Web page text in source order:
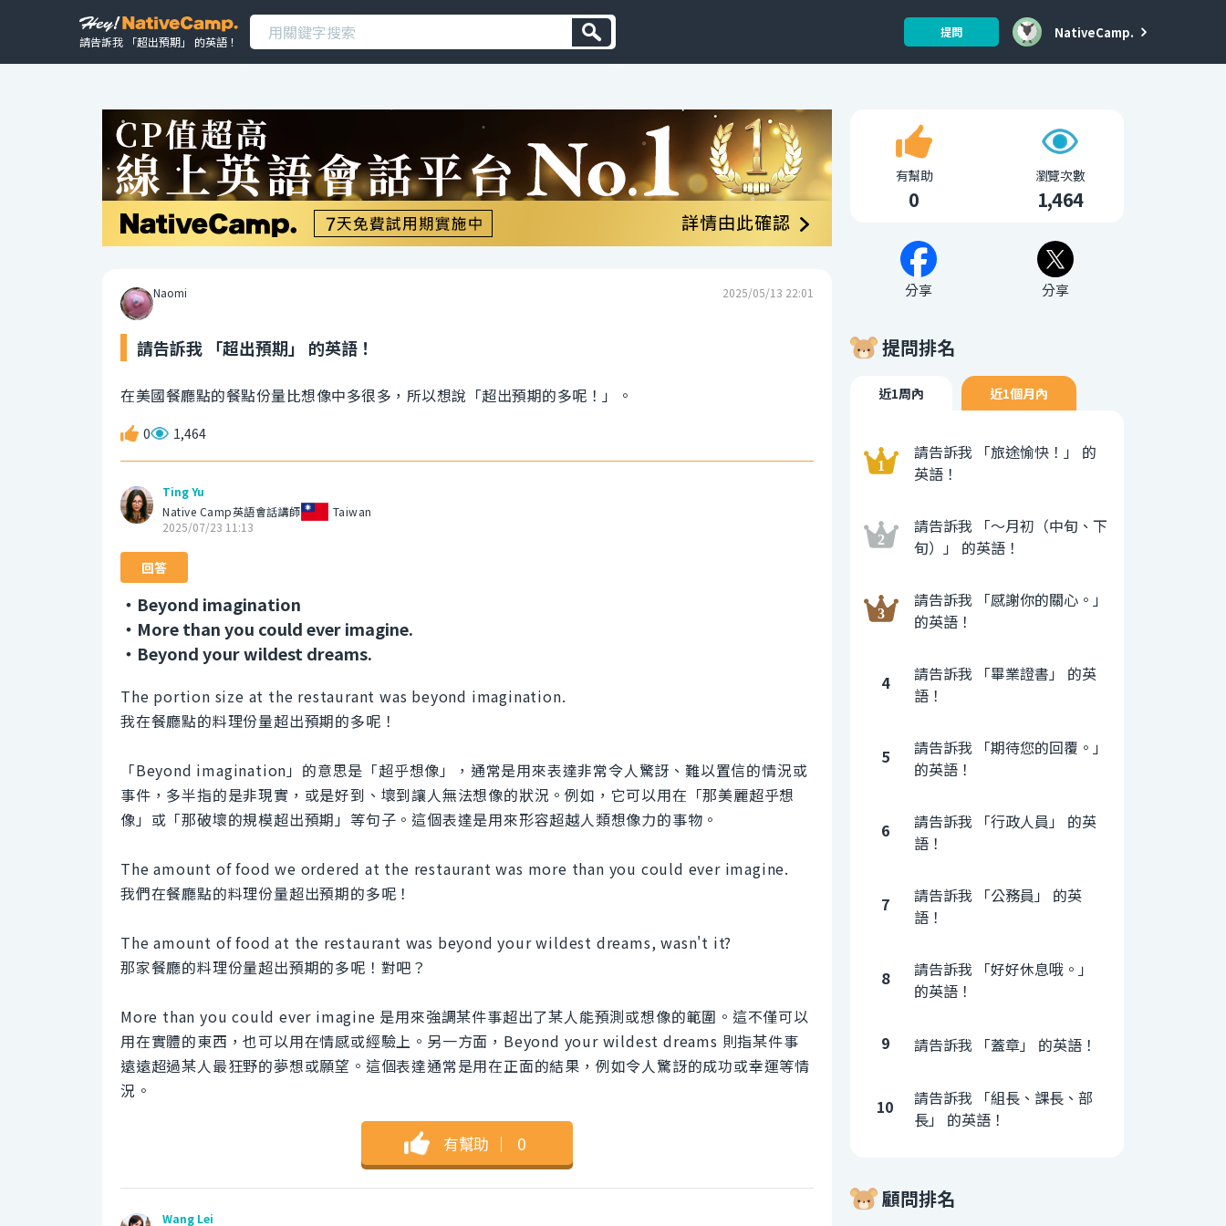
請告訴我 「超出預期」 的英語！
提問 NativeCamp.
Naomi 2025/05/13 22:01
請告訴我 「超出預期」 的英語！
在美國餐廳點的餐點份量比想像中多很多，所以想說「超出預期的多呢！」。
0 1,464
Ting Yu
Native Camp英語會話講師
Taiwan
2025/07/23 11:13
回答
・Beyond imagination
・More than you could ever imagine.
・Beyond your wildest dreams.
The portion size at the restaurant was beyond imagination.
我在餐廳點的料理份量超出預期的多呢！
「Beyond imagination」的意思是「超乎想像」，通常是用來表達非常令人驚訝、難以置信的情況或
事件，多半指的是非現實，或是好到、壞到讓人無法想像的狀況。例如，它可以用在「那美麗超乎想
像」或「那破壞的規模超出預期」等句子。這個表達是用來形容超越人類想像力的事物。
The amount of food we ordered at the restaurant was more than you could ever imagine.
我們在餐廳點的料理份量超出預期的多呢！
The amount of food at the restaurant was beyond your wildest dreams, wasn't it?
那家餐廳的料理份量超出預期的多呢！對吧？
More than you could ever imagine 是用來強調某件事超出了某人能預測或想像的範圍。這不僅可以
用在實體的東西，也可以用在情感或經驗上。另一方面，Beyond your wildest dreams 則指某件事
遠遠超過某人最狂野的夢想或願望。這個表達通常是用在正面的結果，例如令人驚訝的成功或幸運等情
況。
有幫助 ｜ 0
Wang Lei
有幫助
0
瀏覽次數
1,464
分享 分享
提問排名
近1周內 近1個月內
請告訴我 「旅途愉快！」 的
英語！
請告訴我 「〜月初（中旬、下
旬）」 的英語！
請告訴我 「感謝你的關心。」
的英語！
4
請告訴我 「畢業證書」 的英
語！
5
請告訴我 「期待您的回覆。」
的英語！
6
請告訴我 「行政人員」 的英
語！
7
請告訴我 「公務員」 的英
語！
8
請告訴我 「好好休息哦。」
的英語！
9 請告訴我 「蓋章」 的英語！
10
請告訴我 「組長、課長、部
長」 的英語！
顧問排名